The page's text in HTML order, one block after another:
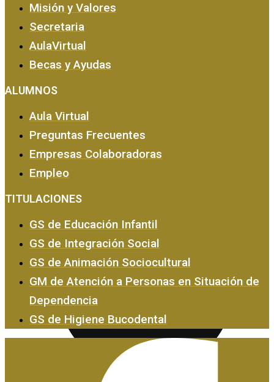
Misión y Valores
Secretaria
AulaVirtual
Becas y Ayudas
ALUMNOS
Aula Virtual
Preguntas Frecuentes
Empresas Colaboradoras
Empleo
TITULACIONES
GS de Educación Infantil
GS de Integración Social
GS de Animación Sociocultural
GM de Atención a Personas en Situación de
Dependencia
GS de Higiene Bucodental